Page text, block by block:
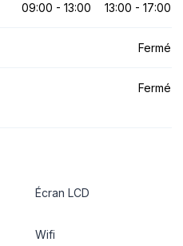
09:00 - 13:00 13:00 - 17:00
Fermé
Fermé
Écran LCD
Wifi